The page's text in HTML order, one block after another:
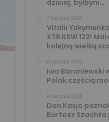
dzisiaj, byłbym…
7 sierpnia 2026
Vitalii
XTB KSW 122!
kolejną wielką
6 sierpnia 2026
Iwo Baraniewski
Polak częścią
6 sierpnia 2026
Don Kasjo
Bartosz Szachta